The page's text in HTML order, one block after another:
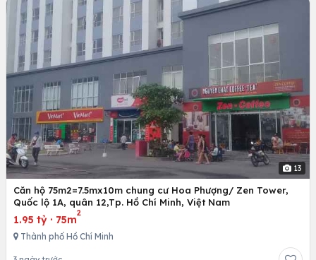
13
Căn hộ 75m2=7.5mx10m chung cư Hoa Phượng/ Zen Tower,
Quốc lộ 1A, quân 12,Tp. Hồ Chí Minh, Việt Nam
1.95 tỷ · 75m
2
Thành phố Hồ Chí Minh